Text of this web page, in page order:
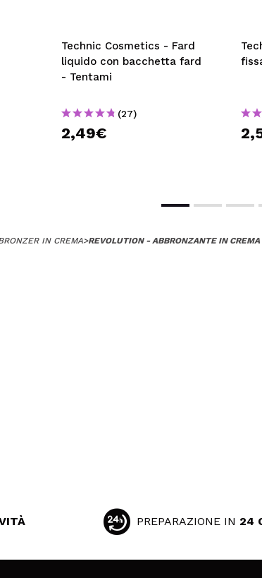
Technic Cosmetics - Fard
liquido con bacchetta fard
- Tentami
(27)
2,49€
IN CREMA>REVOLUTION - ABBRONZANTE IN
PREPARAZIONE IN 24